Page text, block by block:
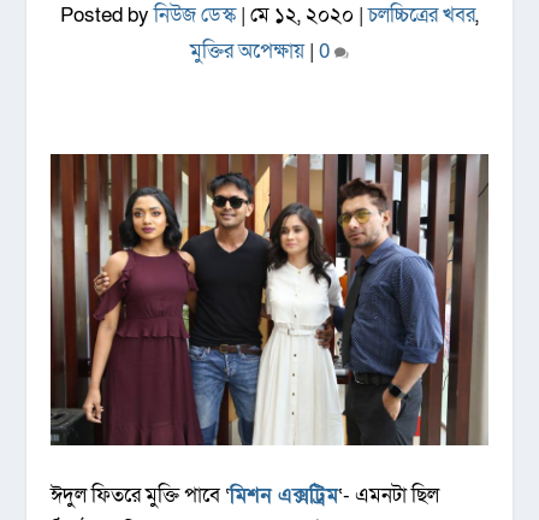
Posted byনিউজ ডেস্ক| মে ১২, ২০২০ |চলচ্চিত্রের খবর,
মুক্তির অপেক্ষায়| 0
ঈদুল ফিতরে মুক্তি পাবে ‘মিশন এক্সট্রিম‘- এমনটা ছিল